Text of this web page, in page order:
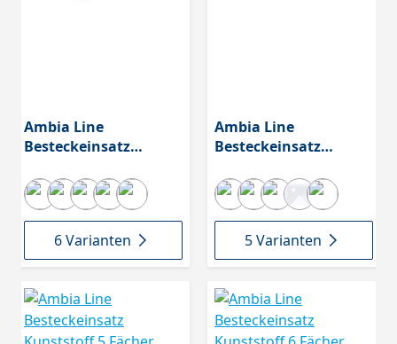
Ambia Line
Besteckeinsatz
6 Varianten
Ambia Line
Besteckeinsatz
5 Varianten